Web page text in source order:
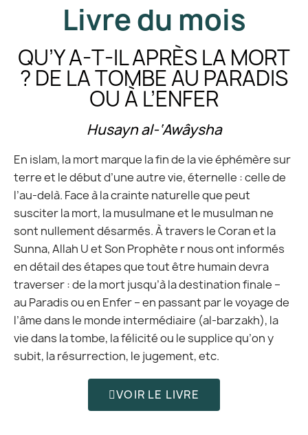
(11 avis)
Livre du mois
QU’Y A-T-IL APRÈS LA MORT
? DE LA TOMBE AU PARADIS
OU À L’ENFER
Husayn al-‘Awâysha
En islam, la mort marque la fin de la vie éphémère sur
terre et le début d’une autre vie, éternelle : celle de
l’au-delà. Face à la crainte naturelle que peut
susciter la mort, la musulmane et le musulman ne
sont nullement désarmés. À travers le Coran et la
Sunna, Allah U et Son Prophète r nous ont informés
en détail des étapes que tout être humain devra
traverser : de la mort jusqu’à la destination finale –
au Paradis ou en Enfer – en passant par le voyage de
l’âme dans le monde intermédiaire (al-barzakh), la
vie dans la tombe, la félicité ou le supplice qu’on y
subit, la résurrection, le jugement, etc.
VOIR LE LIVRE